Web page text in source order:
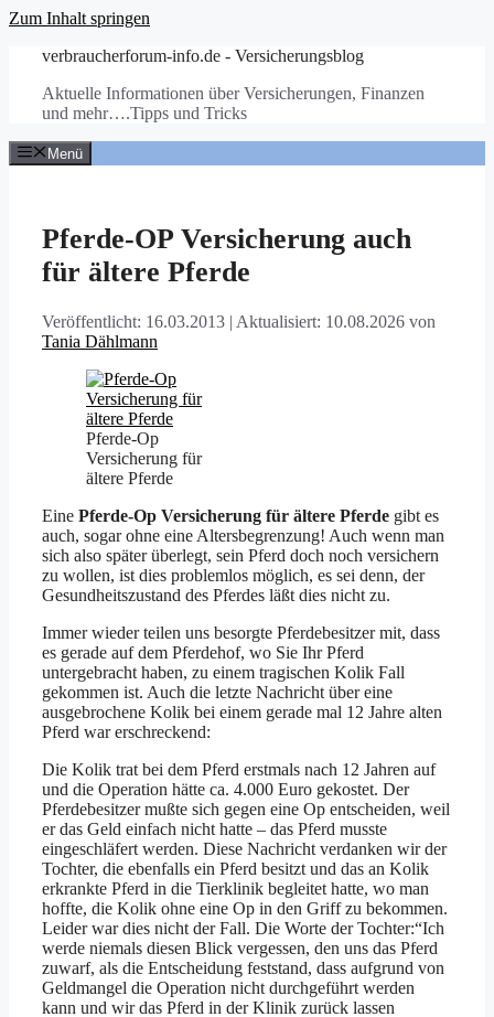
Zum Inhalt springen
verbraucherforum-info.de - Versicherungsblog
Aktuelle Informationen über Versicherungen, Finanzen
und mehr….Tipps und Tricks
Menü
Pferde-OP Versicherung auch
für ältere Pferde
Veröffentlicht: 16.03.2013 | Aktualisiert: 10.08.2026 von
Tania Dählmann
Pferde-Op
Versicherung für
ältere Pferde
Eine Pferde-Op Versicherung für ältere Pferde gibt es
auch, sogar ohne eine Altersbegrenzung! Auch wenn man
sich also später überlegt, sein Pferd doch noch versichern
zu wollen, ist dies problemlos möglich, es sei denn, der
Gesundheitszustand des Pferdes läßt dies nicht zu.
Immer wieder teilen uns besorgte Pferdebesitzer mit, dass
es gerade auf dem Pferdehof, wo Sie Ihr Pferd
untergebracht haben, zu einem tragischen Kolik Fall
gekommen ist. Auch die letzte Nachricht über eine
ausgebrochene Kolik bei einem gerade mal 12 Jahre alten
Pferd war erschreckend:
Die Kolik trat bei dem Pferd erstmals nach 12 Jahren auf
und die Operation hätte ca. 4.000 Euro gekostet. Der
Pferdebesitzer mußte sich gegen eine Op entscheiden, weil
er das Geld einfach nicht hatte – das Pferd musste
eingeschläfert werden. Diese Nachricht verdanken wir der
Tochter, die ebenfalls ein Pferd besitzt und das an Kolik
erkrankte Pferd in die Tierklinik begleitet hatte, wo man
hoffte, die Kolik ohne eine Op in den Griff zu bekommen.
Leider war dies nicht der Fall. Die Worte der Tochter:“Ich
werde niemals diesen Blick vergessen, den uns das Pferd
zuwarf, als die Entscheidung feststand, dass aufgrund von
Geldmangel die Operation nicht durchgeführt werden
kann und wir das Pferd in der Klinik zurück lassen